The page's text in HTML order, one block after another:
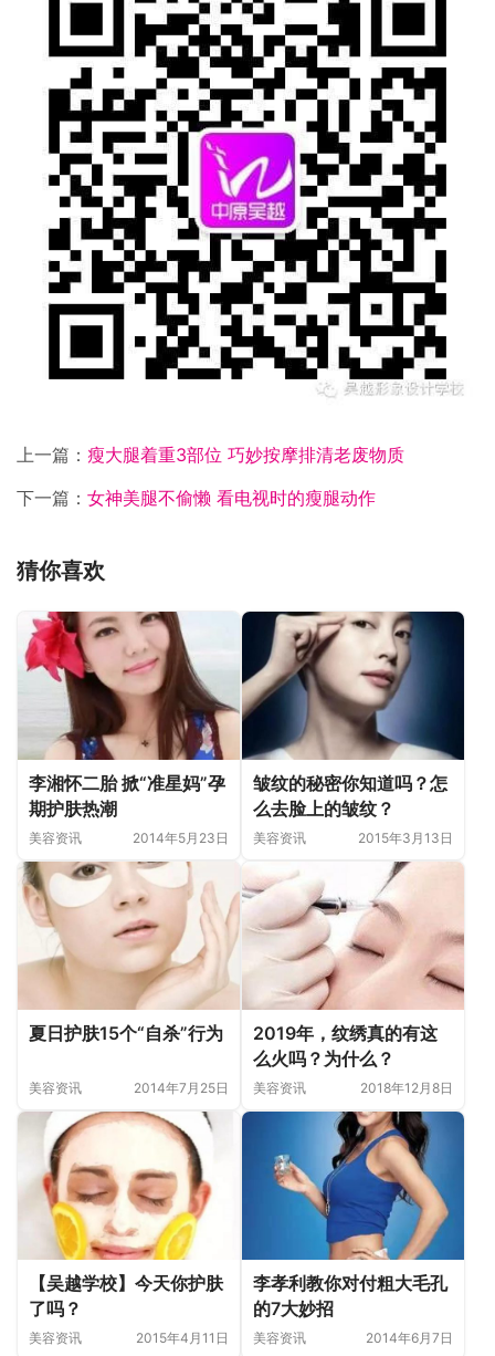
上一篇： 瘦大腿着重3部位 巧妙按摩排清老废物质
下一篇： 女神美腿不偷懒 看电视时的瘦腿动作
猜你喜欢
李湘怀二胎 掀“准星妈”孕
期护肤热潮
美容资讯 2014年5月23日
皱纹的秘密你知道吗？怎
么去脸上的皱纹？
美容资讯 2015年3月13日
夏日护肤15个“自杀”行为
美容资讯 2014年7月25日
2019年，纹绣真的有这
么火吗？为什么？
美容资讯 2018年12月8日
【吴越学校】今天你护肤
了吗？
美容资讯 2015年4月11日
李孝利教你对付粗大毛孔
的7大妙招
美容资讯 2014年6月7日